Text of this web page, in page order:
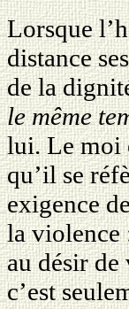
Lorsque
distance
de la
le même
lui. Le moi
qu’il se
exigence
la violence
au désir
c’est